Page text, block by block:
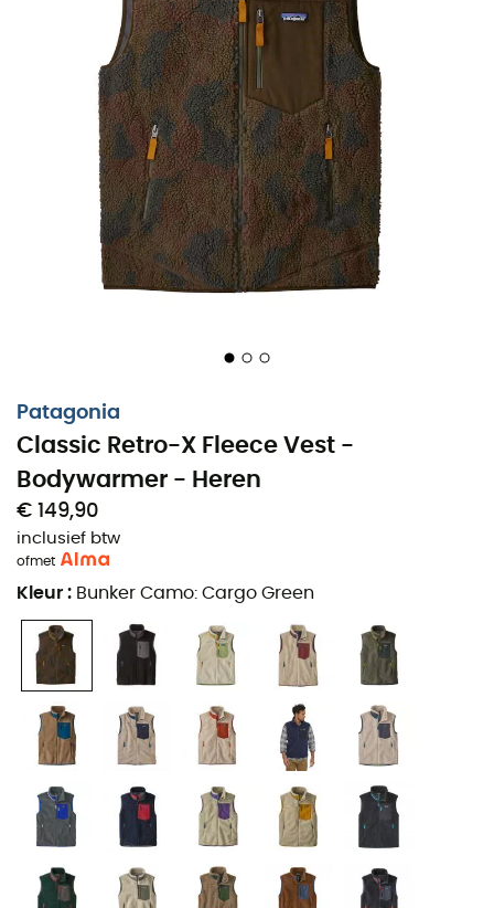
Patagonia
Classic Retro-X Fleece Vest -
Bodywarmer - Heren
€ 149,90
inclusief btw
ofmet
Kleur : Bunker Camo: Cargo Green
Om de kou en de wind te trotseren, heeft Patagonia
bodywarmer Classic Retro-X® Fleece Vestvoor u
ontworpen.
Hij is uitgerust met een membraan dat u perfect
beschermt tegen de wind en zijn dikke Sherpa-fleece
van 6 mm isoleert u tegen de kou, zelfs de meest
intense.
We waarderen de vele afwerkingen: borstzak,
waterafstotende behandeling van de kraag en de flap,